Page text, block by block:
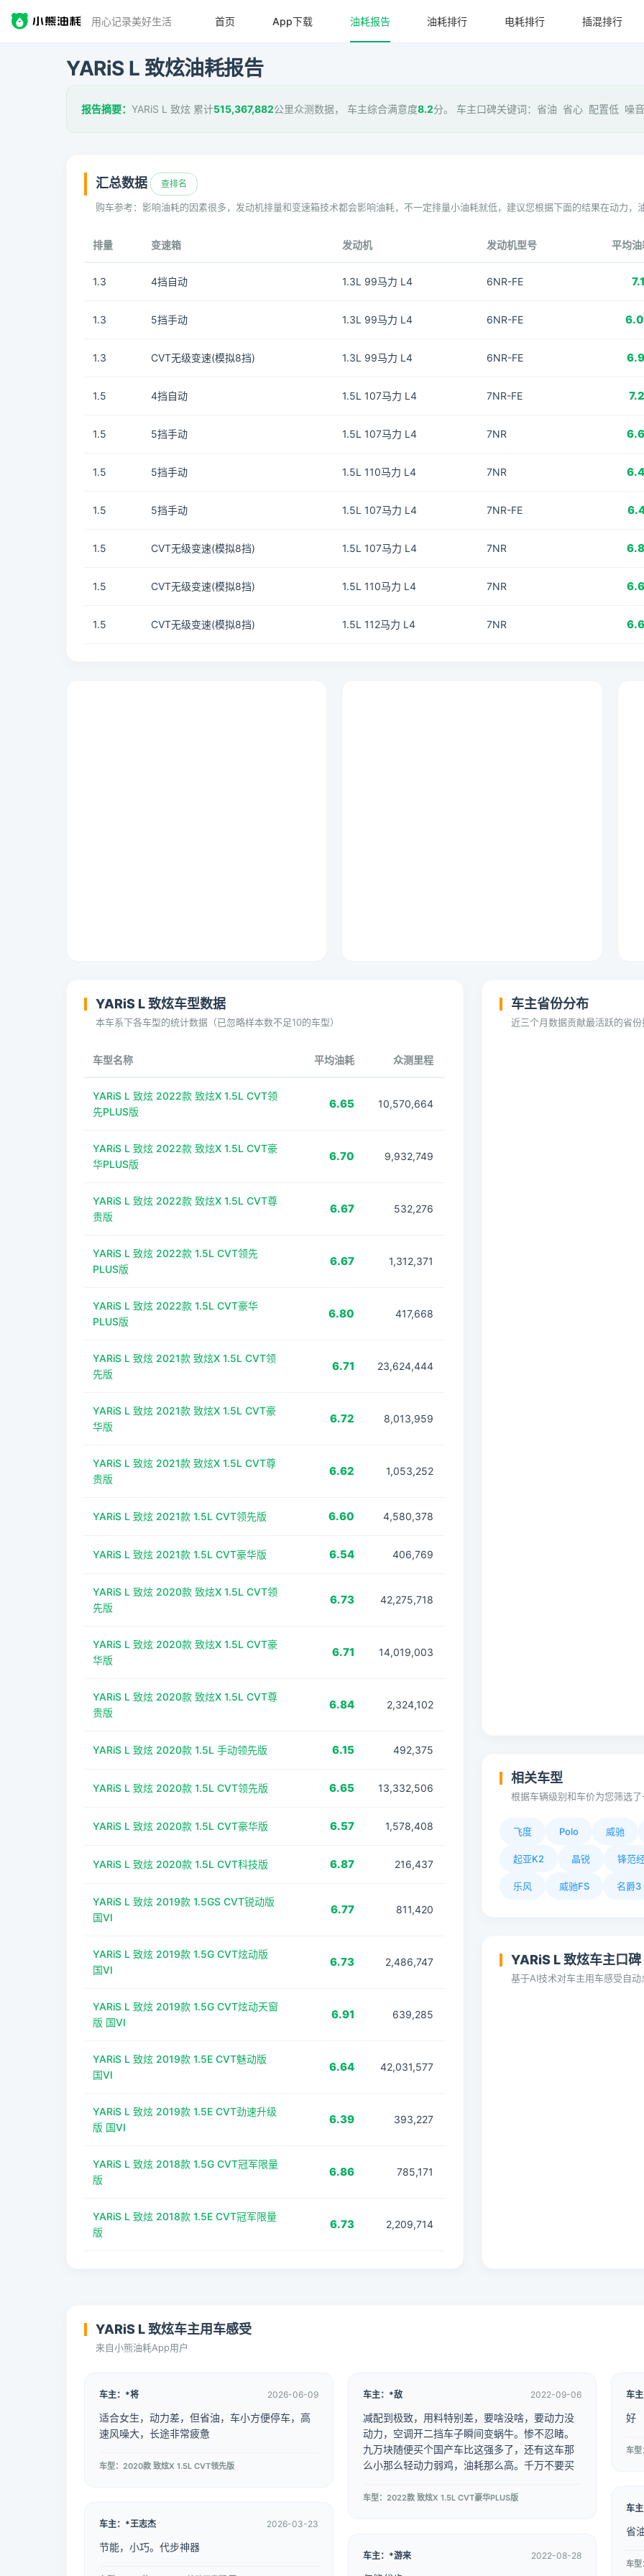
用心记录美好生活 首页 App下载 油耗报告 油耗排行 电耗排行 插混排行
YARiS L 致炫油耗报告
报告摘要： YARiS L 致炫 累计515,367,882公里众测数据， 车主综合满意度8.2分。 车主口碑关键词：省油 省心 配置低 噪
汇总数据 查排名
购车参考：影响油耗的因素很多，发动机排量和变速箱技术都会影响油耗，不一定排量小油耗就低，建议您根据下面的结果在动力
排量 变速箱 发动机 发动机型号 平均油
1.3 4挡自动 1.3L 99马力 L4 6NR-FE
1.3 5挡手动 1.3L 99马力 L4 6NR-FE
1.3 CVT无级变速(模拟8挡) 1.3L 99马力 L4 6NR-FE
1.5 4挡自动 1.5L 107马力 L4 7NR-FE
1.5 5挡手动 1.5L 107马力 L4 7NR
1.5 5挡手动 1.5L 110马力 L4 7NR
1.5 5挡手动 1.5L 107马力 L4 7NR-FE
1.5 CVT无级变速(模拟8挡) 1.5L 107马力 L4 7NR
1.5 CVT无级变速(模拟8挡) 1.5L 110马力 L4 7NR
1.5 CVT无级变速(模拟8挡) 1.5L 112马力 L4 7NR
YARiS L 致炫车型数据
本车系下各车型的统计数据（已忽略样本数不足10的车型）
车型名称 平均油耗 众测里程
YARiS L 致炫 2022款 致炫X 1.5L CVT领
先PLUS版
6.65 10,570,664
YARiS L 致炫 2022款 致炫X 1.5L CVT豪
华PLUS版
6.70 9,932,749
YARiS L 致炫 2022款 致炫X 1.5L CVT尊
贵版
6.67 532,276
YARiS L 致炫 2022款 1.5L CVT领先
PLUS版
6.67 1,312,371
YARiS L 致炫 2022款 1.5L CVT豪华
PLUS版
6.80 417,668
YARiS L 致炫 2021款 致炫X 1.5L CVT领
先版
6.71 23,624,444
YARiS L 致炫 2021款 致炫X 1.5L CVT豪
华版
6.72 8,013,959
YARiS L 致炫 2021款 致炫X 1.5L CVT尊
贵版
6.62 1,053,252
YARiS L 致炫 2021款 1.5L CVT领先版 6.60 4,580,378
YARiS L 致炫 2021款 1.5L CVT豪华版 6.54 406,769
YARiS L 致炫 2020款 致炫X 1.5L CVT领
先版
6.73 42,275,718
YARiS L 致炫 2020款 致炫X 1.5L CVT豪
华版
6.71 14,019,003
YARiS L 致炫 2020款 致炫X 1.5L CVT尊
贵版
6.84 2,324,102
YARiS L 致炫 2020款 1.5L 手动领先版 6.15 492,375
YARiS L 致炫 2020款 1.5L CVT领先版 6.65 13,332,506
YARiS L 致炫 2020款 1.5L CVT豪华版 6.57 1,578,408
YARiS L 致炫 2020款 1.5L CVT科技版 6.87 216,437
YARiS L 致炫 2019款 1.5GS CVT锐动版
国VI
6.77 811,420
YARiS L 致炫 2019款 1.5G CVT炫动版
国VI
6.73 2,486,747
YARiS L 致炫 2019款 1.5G CVT炫动天窗
版 国VI
6.91 639,285
YARiS L 致炫 2019款 1.5E CVT魅动版
国VI
6.64 42,031,577
YARiS L 致炫 2019款 1.5E CVT劲速升级
版 国VI
6.39 393,227
YARiS L 致炫 2018款 1.5G CVT冠军限量
版
6.86 785,171
YARiS L 致炫 2018款 1.5E CVT冠军限量
版
6.73 2,209,714
车主省份分布
近三个月数据贡献最活跃的省份
相关车型
根据车辆级别和车价为您筛选
飞度 Polo 威驰
起亚K2 晶锐 锋范
乐风 威驰FS 名爵3
YARiS L 致炫车主口碑
基于AI技术对车主用车感受自
YARiS L 致炫车主用车感受
来自小熊油耗App用户
车主：*将 2026-06-09
适合女生，动力差，但省油，车小方便停车，高
速风噪大，长途非常疲惫
车型：2020款 致炫X 1.5L CVT领先版
车主：*王志杰 2026-03-23
节能，小巧。代步神器
车主：*敌 2022-09-06
减配到极致，用料特别差，要啥没啥，要动力没
动力，空调开二挡车子瞬间变蜗牛。惨不忍睹。
九万块随便买个国产车比这强多了，还有这车那
么小那么轻动力弱鸡，油耗那么高。千万不要买
车型：2022款 致炫X 1.5L CVT豪华PLUS版
车主：*游来 2022-08-28
车
好
车型
车
省
车